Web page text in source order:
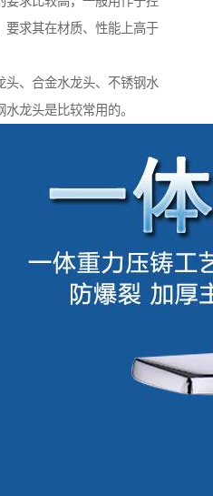
要求其在材质、性能上高于
头、合金水龙头、不锈钢水
龙头是比较常用的。